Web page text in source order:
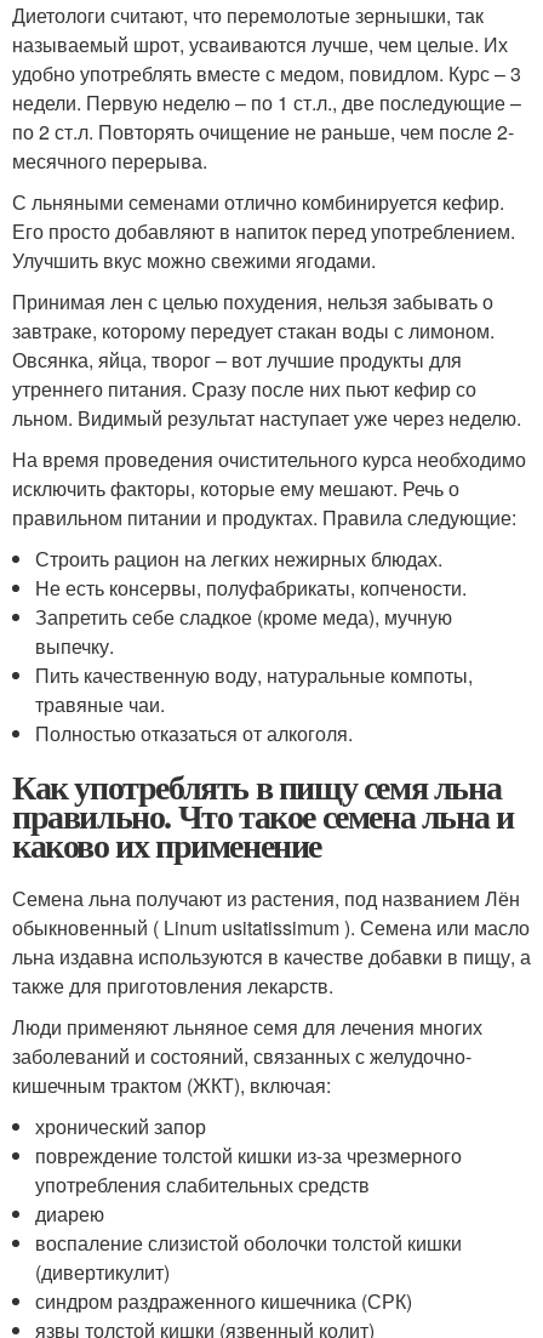
Диетологи считают, что перемолотые зернышки, так
называемый шрот, усваиваются лучше, чем целые. Их
удобно употреблять вместе с медом, повидлом. Курс – 3
недели. Первую неделю – по 1 ст.л., две последующие –
по 2 ст.л. Повторять очищение не раньше, чем после 2-
месячного перерыва.
С льняными семенами отлично комбинируется кефир.
Его просто добавляют в напиток перед употреблением.
Улучшить вкус можно свежими ягодами.
Принимая лен с целью похудения, нельзя забывать о
завтраке, которому передует стакан воды с лимоном.
Овсянка, яйца, творог – вот лучшие продукты для
утреннего питания. Сразу после них пьют кефир со
льном. Видимый результат наступает уже через неделю.
На время проведения очистительного курса необходимо
исключить факторы, которые ему мешают. Речь о
правильном питании и продуктах. Правила следующие:
Строить рацион на легких нежирных блюдах.
Не есть консервы, полуфабрикаты, копчености.
Запретить себе сладкое (кроме меда), мучную
выпечку.
Пить качественную воду, натуральные компоты,
травяные чаи.
Полностью отказаться от алкоголя.
Как употреблять в пищу семя льна
правильно. Что такое семена льна и
каково их применение
Семена льна получают из растения, под названием Лён
обыкновенный ( Linum usitatissimum ). Семена или масло
льна издавна используются в качестве добавки в пищу, а
также для приготовления лекарств.
Люди применяют льняное семя для лечения многих
заболеваний и состояний, связанных с желудочно-
кишечным трактом (ЖКТ), включая:
хронический запор
повреждение толстой кишки из-за чрезмерного
употребления слабительных средств
диарею
воспаление слизистой оболочки толстой кишки
(дивертикулит)
синдром раздраженного кишечника (СРК)
язвы толстой кишки (язвенный колит)